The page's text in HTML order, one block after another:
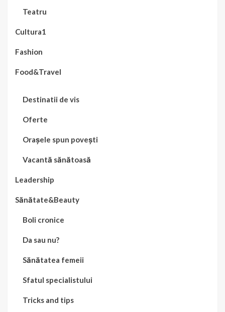
Teatru
Cultura1
Fashion
Food&Travel
Destinatii de vis
Oferte
Orașele spun povești
Vacantă sănătoasă
Leadership
Sănătate&Beauty
Boli cronice
Da sau nu?
Sănătatea femeii
Sfatul specialistului
Tricks and tips